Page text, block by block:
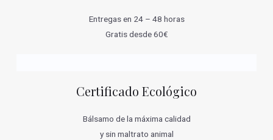
Entregas en 24 – 48 horas
Gratis desde 60€
Certificado Ecológico
Bálsamo de la máxima calidad
y sin maltrato animal